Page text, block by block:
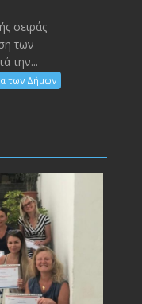
σειράς
των
την...
των Δήμων